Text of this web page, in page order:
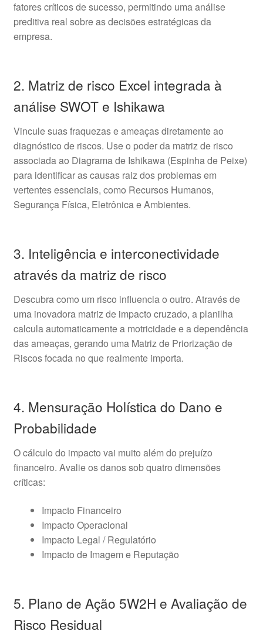
fatores críticos de sucesso, permitindo uma análise
preditiva real sobre as decisões estratégicas da
empresa.
2. Matriz de risco Excel integrada à
análise SWOT e Ishikawa
Vincule suas fraquezas e ameaças diretamente ao
diagnóstico de riscos. Use o poder da matriz de risco
associada ao Diagrama de Ishikawa (Espinha de Peixe)
para identificar as causas raiz dos problemas em
vertentes essenciais, como Recursos Humanos,
Segurança Física, Eletrônica e Ambientes.
3. Inteligência e interconectividade
através da matriz de risco
Descubra como um risco influencia o outro. Através de
uma inovadora matriz de impacto cruzado, a planilha
calcula automaticamente a motricidade e a dependência
das ameaças, gerando uma Matriz de Priorização de
Riscos focada no que realmente importa.
4. Mensuração Holística do Dano e
Probabilidade
O cálculo do impacto vai muito além do prejuízo
financeiro. Avalie os danos sob quatro dimensões
críticas:
Impacto Financeiro
Impacto Operacional
Impacto Legal / Regulatório
Impacto de Imagem e Reputação
5. Plano de Ação 5W2H e Avaliação de
Risco Residual